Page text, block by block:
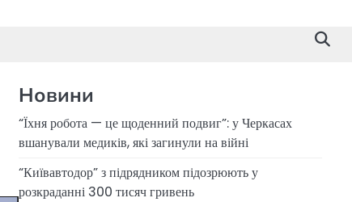
Новини
“Їхня робота — це щоденний подвиг”: у Черкасах
вшанували медиків, які загинули на війні
“Київавтодор” з підрядником підозрюють у
розкраданні 300 тисяч гривень